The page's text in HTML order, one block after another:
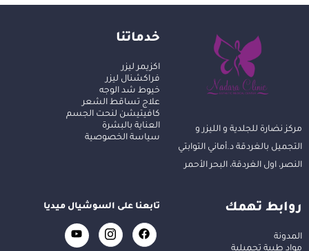
مركز نضارة للجلدية و الليزر و
التجميل بالغردقة د.أماني التوابتي
النصر، اول الغردقة، البحر الأحمر
خدماتنا
اكزيمر ليزر
فراكشنال ليزر
خيوط شد الوجه
علاج تساقط الشعر
كافيتيشن لنحت الجسم
العناية بالبشرة
سياسة الخصوصية
روابط تهمك
المدونة
مواد طبية تجميلية
تابعنا على السوشيال ميديا